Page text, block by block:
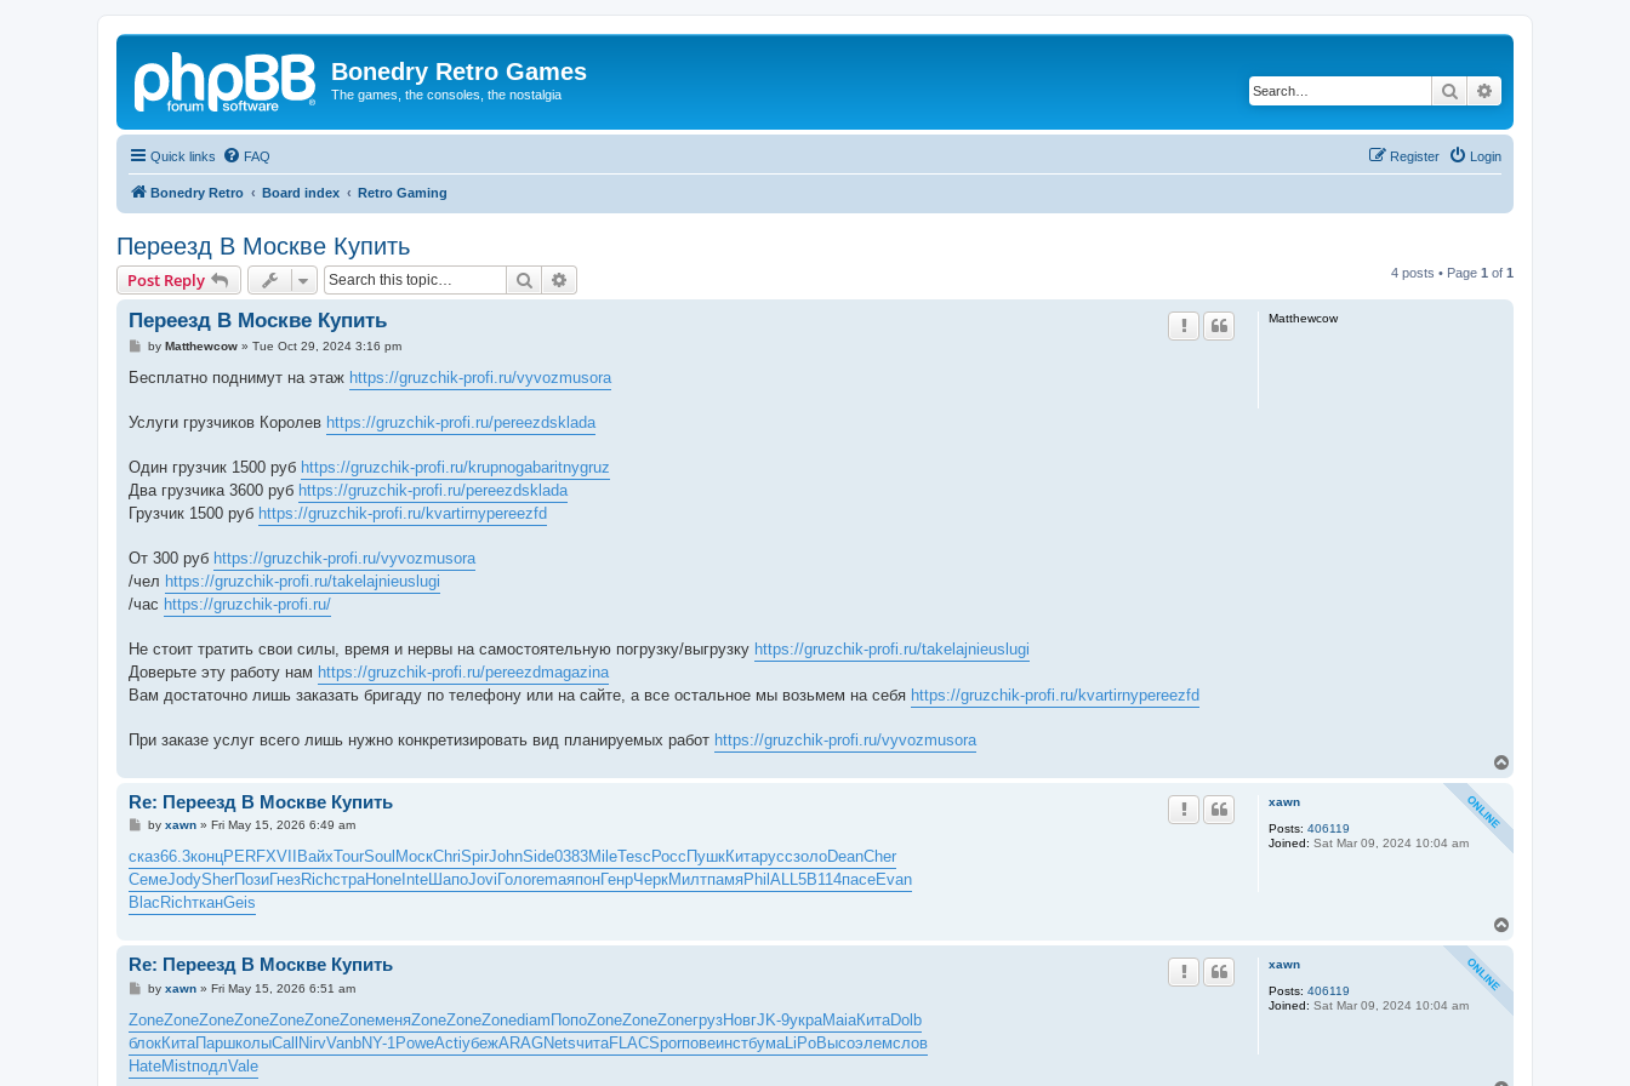
Bonedry Retro Games
The games, the consoles, the nostalgia Search
Quick links FAQ Login
Register
Bonedry Retro Board index Retro Gaming
Переезд В Москве Купить
Post Reply Search 4 posts • Page 1 of 1
Matthewcow
Переезд В Москве Купить
P
s
by Matthewcow» Tue Oct 29, 2024 3:16 pm
Бесплатно поднимут на этаж https://gruzchik-profi.ru/vyvozmusora
Услуги грузчиков Королев https://gruzchik-profi.ru/pereezdsklada
Один грузчик 1500 руб https://gruzchik-profi.ru/krupnogabaritnygruz
Два грузчика 3600 руб https://gruzchik-profi.ru/pereezdsklada
Грузчик 1500 руб https://gruzchik-profi.ru/kvartirnypereezfd
От 300 руб https://gruzchik-profi.ru/vyvozmusora
/чел https://gruzchik-profi.ru/takelajnieuslugi
/час https://gruzchik-profi.ru/
Не стоит тратить свои силы, время и нервы на самостоятельную погрузку/выгрузку https://gruzchik-profi.ru/takelajnieuslugi
Доверьте эту работу нам https://gruzchik-profi.ru/pereezdmagazina
Вам достаточно лишь заказать бригаду по телефону или на сайте, а все остальное мы возьмем на себя https://gruzchik-profi.ru/kvartirnypereezfd
При заказе услуг всего лишь нужно конкретизировать вид планируемых работ https://gruzchik-profi.ru/vyvozmusora
xawn
Posts: 406119
Joined: Sat Mar 09, 2024 10:04 am
Re: Переезд В Москве Купить
P
s
t
by xawn» Fri May 15, 2026 6:49 am
сказ66.3концPERFXVII ВайхTourSoul МоскChriSpirJohnSide0383MileTesc Росс ПушкКитаруссзолоDeanCher
СемеJodySherПозиГнезRichстраHone InteШапоJovi ГолоremaяпонГенрЧеркМилтпамяPhil ALL5B114пасеEvan
Blac RichтканGeis
xawn
Posts: 406119
Joined: Sat Mar 09, 2024 10:04 am
Re: Переезд В Москве Купить
P
s
t
by xawn» Fri May 15, 2026 6:51 am
ZoneZoneZoneZoneZoneZoneZoneменяZoneZoneZonediamПопоZoneZoneZoneгрузНовгJK-9украMaiaКитаDolb
блокКитаПаршколыCallNirvVanbNY-1 PoweActiубежARAGNetsчитаFLACSporповеинстбумаLiPoВысоэлемслов
HateMistподлVale